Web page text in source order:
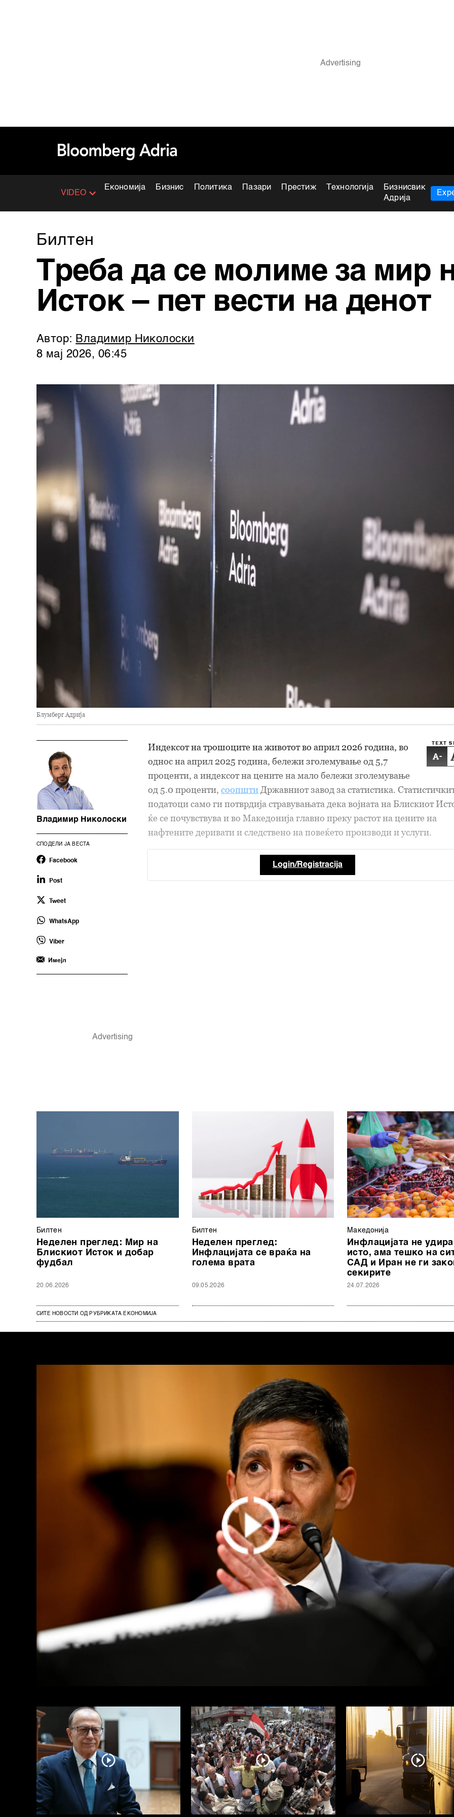
VIDEO
Економија Бизнис Политика Пазари Престиж Технологија
Бизнисвик
Адрија
Билтен
Треба да се молиме за мир
Исток – пет вести на денот
Автор: Владимир Николоски
8 мај 2026, 06:45
Блумберг Адрија
Владимир Николоски
СПОДЕЛИ ЈА ВЕСТА
Facebook
Post
Tweet
WhatsApp
Viber
Имејл
TEXT
-
Индексот на трошоците на животот во април 2026 година, во
однос на април 2025 година, бележи зголемување од 5,7
проценти, а индексот на цените на мало бележи зголемување
од 5.0 проценти, соопшти Државниот завод за статистика.
податоци само ги потврдија стравувањата дека војната на Блискиот
ќе се почувствува и во Македонија главно преку растот на цените на
нафтените деривати и следствено на повеќето производи и услуги.
Login/Registracija
Билтен
Неделен преглед: Мир на
Блискиот Исток и добар
фудбал
20.06.2026
Билтен
Неделен преглед:
Инфлацијата се враќа на
голема врата
09.05.2026
Македонија
Инфлацијата не
исто, ама тешко на
САД и Иран не ги
секирите
24.07.2026
СИТЕ НОВОСТИ ОД РУБРИКАТА ЕКОНОМИЈА